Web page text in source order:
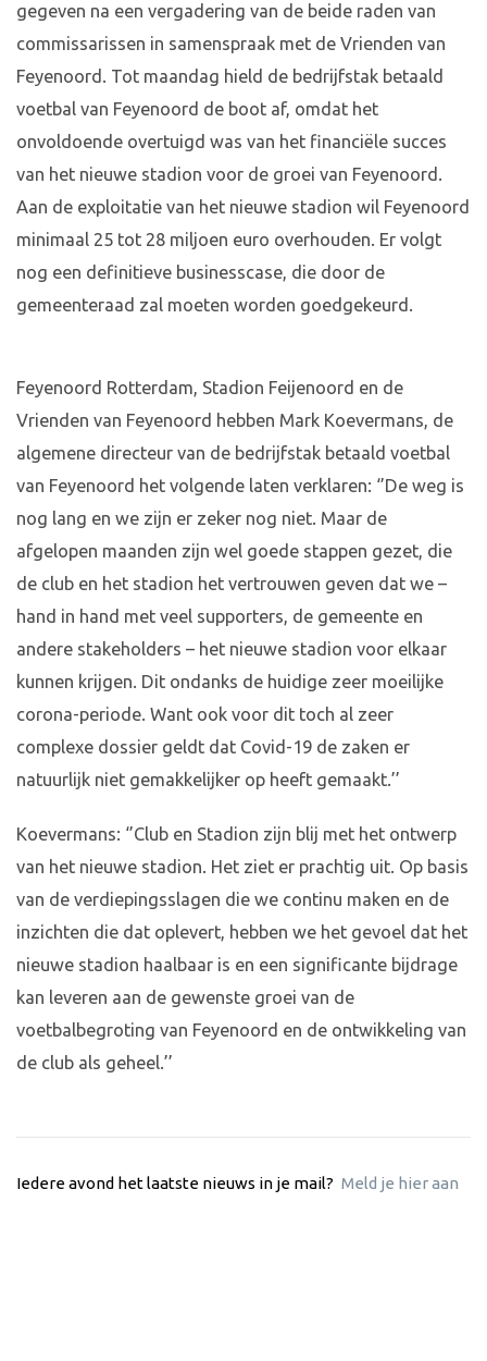
gegeven na een vergadering van de beide raden van
commissarissen in samenspraak met de Vrienden van
Feyenoord. Tot maandag hield de bedrijfstak betaald
voetbal van Feyenoord de boot af, omdat het
onvoldoende overtuigd was van het financiële succes
van het nieuwe stadion voor de groei van Feyenoord.
Aan de exploitatie van het nieuwe stadion wil Feyenoord
minimaal 25 tot 28 miljoen euro overhouden. Er volgt
nog een definitieve businesscase, die door de
gemeenteraad zal moeten worden goedgekeurd.
Feyenoord Rotterdam, Stadion Feijenoord en de
Vrienden van Feyenoord hebben Mark Koevermans, de
algemene directeur van de bedrijfstak betaald voetbal
van Feyenoord het volgende laten verklaren: ‘’De weg is
nog lang en we zijn er zeker nog niet. Maar de
afgelopen maanden zijn wel goede stappen gezet, die
de club en het stadion het vertrouwen geven dat we –
hand in hand met veel supporters, de gemeente en
andere stakeholders – het nieuwe stadion voor elkaar
kunnen krijgen. Dit ondanks de huidige zeer moeilijke
corona-periode. Want ook voor dit toch al zeer
complexe dossier geldt dat Covid-19 de zaken er
natuurlijk niet gemakkelijker op heeft gemaakt.’’
Koevermans: ‘’Club en Stadion zijn blij met het ontwerp
van het nieuwe stadion. Het ziet er prachtig uit. Op basis
van de verdiepingsslagen die we continu maken en de
inzichten die dat oplevert, hebben we het gevoel dat het
nieuwe stadion haalbaar is en een significante bijdrage
kan leveren aan de gewenste groei van de
voetbalbegroting van Feyenoord en de ontwikkeling van
de club als geheel.’’
Iedere avond het laatste nieuws in je mail? Meld je hier aan